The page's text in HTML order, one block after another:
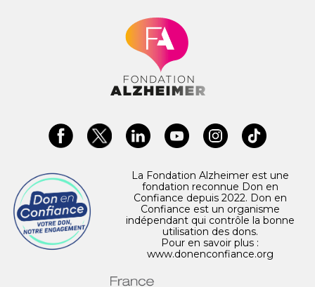
La Fondation Alzheimer est une
fondation reconnue Don en
Confiance depuis 2022. Don en
Confiance est un organisme
indépendant qui contrôle la bonne
utilisation des dons.
Pour en savoir plus :
www.donenconfiance.org